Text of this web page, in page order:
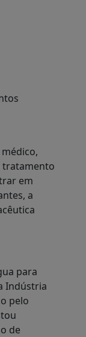
tratamento
em
a
para
Indústria
pelo
de